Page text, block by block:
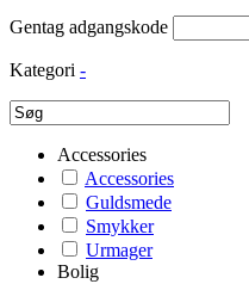
Gentag adgangskode
Kategori -
Accessories
Accessories
Guldsmede
Smykker
Urmager
Bolig